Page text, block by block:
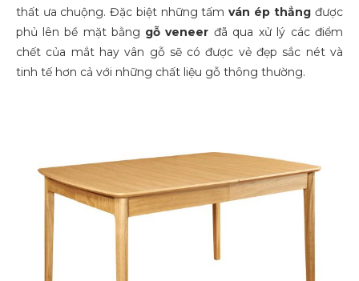
thất ưa chuộng. Đặc biệt những tấm ván ép thẳng được
phủ lên bề mặt bằng gỗ veneer đã qua xử lý các điểm
chết của mắt hay vân gỗ sẽ có được vẻ đẹp sắc nét và
tinh tế hơn cả với những chất liệu gỗ thông thường.